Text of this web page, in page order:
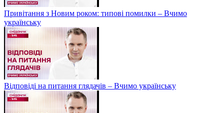
Привітання з Новим роком: типові помилки – Вчимо
українську
Відповіді на питання глядачів – Вчимо українську